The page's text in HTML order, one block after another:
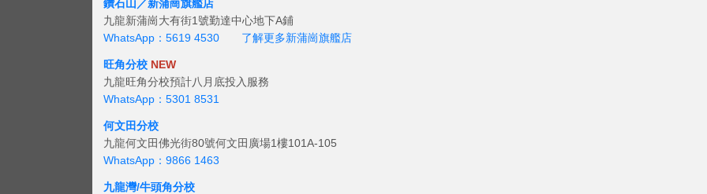
鑽石山／新蒲崗旗艦店
九龍新蒲崗大有街1號勤達中心地下A鋪
WhatsApp：5619 4530
了解更多新蒲崗旗艦店
旺角分校 NEW
九龍旺角分校預計八月底投入服務
WhatsApp：5301 8531
何文田分校
九龍何文田佛光街80號何文田廣場1樓101A-105
WhatsApp：9866 1463
九龍灣/牛頭角分校